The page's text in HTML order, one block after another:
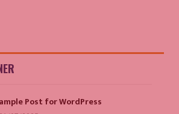
Post for WordPress